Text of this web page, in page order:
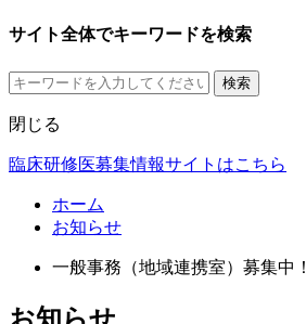
サイト全体でキーワードを検索
検索
閉じる
臨床研修医募集情報サイトはこちら
ホーム
お知らせ
一般事務（地域連携室）募集中！
お知らせ